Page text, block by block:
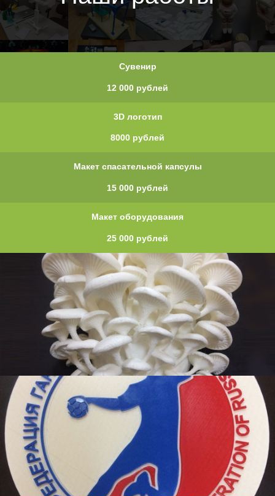
Сувенир
12 000 рублей
3D логотип
8000 рублей
Макет спасательной капсулы
15 000 рублей
Макет оборудования
25 000 рублей